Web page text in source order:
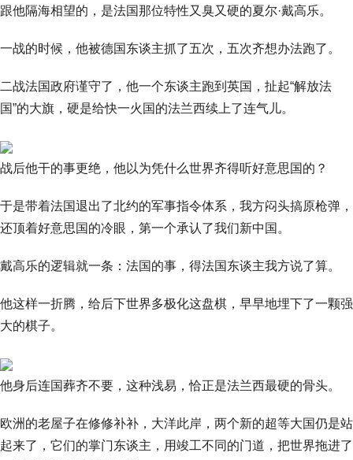
跟他隔海相望的，是法国那位特性又臭又硬的夏尔·戴高乐。
一战的时候，他被德国东谈主抓了五次，五次齐想办法跑了。
二战法国政府谨守了，他一个东谈主跑到英国，扯起“解放法
国”的大旗，硬是给快一火国的法兰西续上了连气儿。
战后他干的事更绝，他以为凭什么世界齐得听好意思国的？
于是带着法国退出了北约的军事指令体系，我方闷头搞原枪弹，
还顶着好意思国的冷眼，第一个承认了我们新中国。
戴高乐的逻辑就一条：法国的事，得法国东谈主我方说了算。
他这样一折腾，给后下世界多极化这盘棋，早早地埋下了一颗强
大的棋子。
他身后连国葬齐不要，这种浅易，恰正是法兰西最硬的骨头。
欧洲的老屋子在修修补补，大洋此岸，两个新的超等大国仍是站
起来了，它们的掌门东谈主，用竣工不同的门道，把世界拖进了